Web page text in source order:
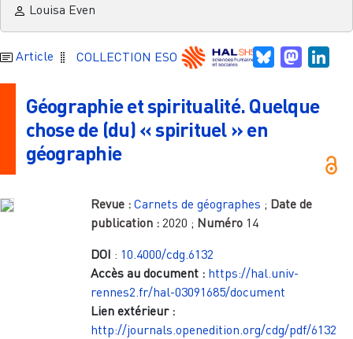
Louisa Even
Article COLLECTION ESO Bluesky
Géographie et spiritualité. Quelque
chose de (du) « spirituel » en
géographie
Revue :Carnets de géographes ; Date de
publication : 2020 ; Numéro 14
DOI : 10.4000/cdg.6132
Accès au document : https://hal.univ-
rennes2.fr/hal-03091685/document
Lien extérieur :
http://journals.openedition.org/cdg/pdf/6132